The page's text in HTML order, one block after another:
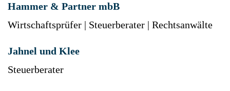
Hammer & Partner mbB
Wirtschaftsprüfer | Steuerberater | Rechtsanwälte
Jahnel und Klee
Steuerberater